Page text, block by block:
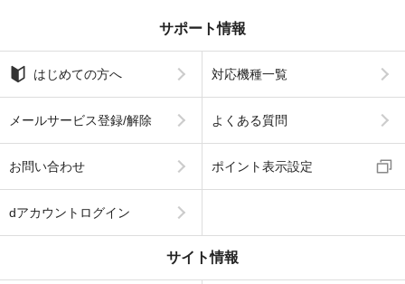
サポート情報
はじめての方へ 対応機種一覧
メールサービス登録/解除 よくある質問
お問い合わせ ポイント表示設定
dアカウントログイン
サイト情報